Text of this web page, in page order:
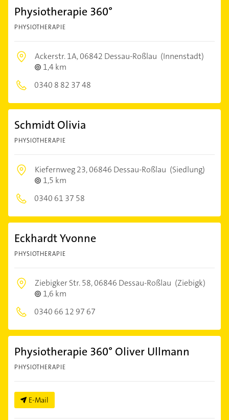
Physiotherapie 360°
PHYSIOTHERAPIE
Ackerstr. 1A,06842 Dessau-Roßlau (Innenstadt)
1,4 km
0340 8 82 37 48
Schmidt Olivia
PHYSIOTHERAPIE
Kiefernweg 23,06846 Dessau-Roßlau (Siedlung)
1,5 km
0340 61 37 58
Eckhardt Yvonne
PHYSIOTHERAPIE
Ziebigker Str. 58,06846 Dessau-Roßlau (Ziebigk)
1,6 km
0340 66 12 97 67
Physiotherapie 360° Oliver Ullmann
PHYSIOTHERAPIE
E-Mail